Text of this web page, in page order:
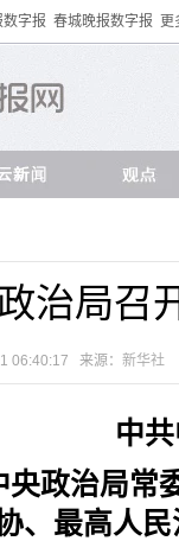
字报 春城晚报数字报 更
治局召
06:40:17 来源： 新华社
中
央政治局常
、最高人